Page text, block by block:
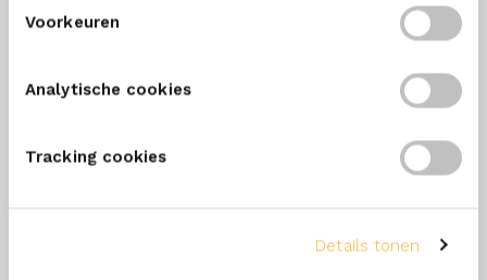
Voorkeuren
Analytische cookies
Tracking cookies
Details tonen
CONTACT
ALGEMENE INKOOPVOORWAARDEN